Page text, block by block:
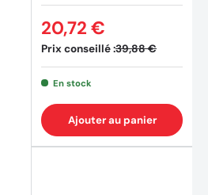
Prix conseillé :39,88 €
20,72 €
En stock
Ajouter au panier